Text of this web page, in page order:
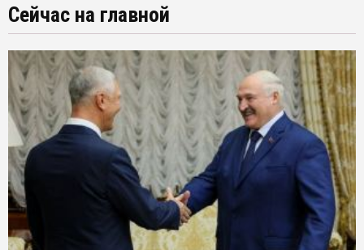
Сейчас на главной